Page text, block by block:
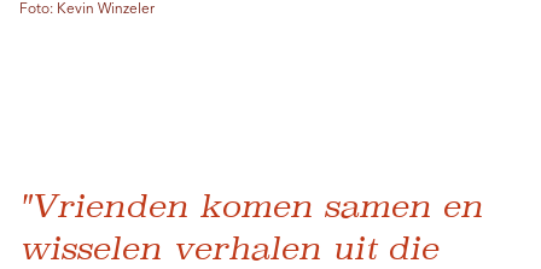
Foto: Kevin Winzeler
"Vrienden komen samen en
wisselen verhalen uit die